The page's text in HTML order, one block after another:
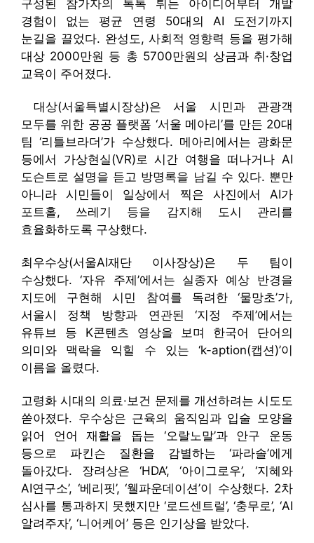
구성된 참가자의 톡톡 튀는 아이디어부터 개발
경험이 없는 평균 연령 50대의 AI 도전기까지
눈길을 끌었다. 완성도, 사회적 영향력 등을 평가해
대상 2000만원 등 총 5700만원의 상금과 취·창업
교육이 주어졌다.
대상(서울특별시장상)은 서울 시민과 관광객
모두를 위한 공공 플랫폼 ‘서울 메아리’를 만든 20대
팀 ‘리틀브라더’가 수상했다. 메아리에서는 광화문
등에서 가상현실(VR)로 시간 여행을 떠나거나 AI
도슨트로 설명을 듣고 방명록을 남길 수 있다. 뿐만
아니라 시민들이 일상에서 찍은 사진에서 AI가
포트홀, 쓰레기 등을 감지해 도시 관리를
효율화하도록 구상했다.
최우수상(서울AI재단 이사장상)은 두 팀이
수상했다. ‘자유 주제’에서는 실종자 예상 반경을
지도에 구현해 시민 참여를 독려한 ‘물망초’가,
서울시 정책 방향과 연관된 ‘지정 주제’에서는
유튜브 등 K콘텐츠 영상을 보며 한국어 단어의
의미와 맥락을 익힐 수 있는 ‘k-aption(캡션)’이
이름을 올렸다.
고령화 시대의 의료·보건 문제를 개선하려는 시도도
쏟아졌다. 우수상은 근육의 움직임과 입술 모양을
읽어 언어 재활을 돕는 ‘오랄노말’과 안구 운동
등으로 파킨슨 질환을 감별하는 ‘파라솔’에게
돌아갔다. 장려상은 ‘HDA’, ‘아이그로우’, ‘지혜와
AI연구소’, ‘베리핏’, ‘웰파운데이션’이 수상했다. 2차
심사를 통과하지 못했지만 ‘로드센트럴’, ‘충무로’, ‘AI
알려주자’, ‘니어케어’ 등은 인기상을 받았다.